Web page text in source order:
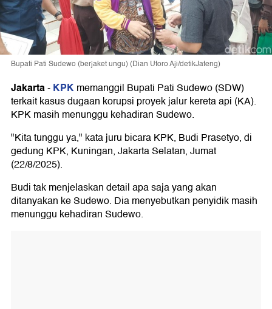
Bupati Pati Sudewo (berjaket ungu) (Dian Utoro Aji/detikJateng)
Jakarta-KPKmemanggil Bupati Pati Sudewo (SDW)
terkait kasus dugaan korupsi proyek jalur kereta api (KA).
KPK masih menunggu kehadiran Sudewo.
"Kita tunggu ya," kata juru bicara KPK, Budi Prasetyo, di
gedung KPK, Kuningan, Jakarta Selatan, Jumat
(22/8/2025).
Budi tak menjelaskan detail apa saja yang akan
ditanyakan ke Sudewo. Dia menyebutkan penyidik masih
menunggu kehadiran Sudewo.